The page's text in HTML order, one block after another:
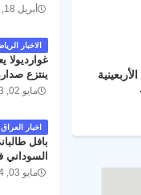
مولرأبريل 18, 2024
الاخبار
ينتزع
مايو 02, 2023
اخبار العراق
بافل
السوداني
مايو 03, 2024